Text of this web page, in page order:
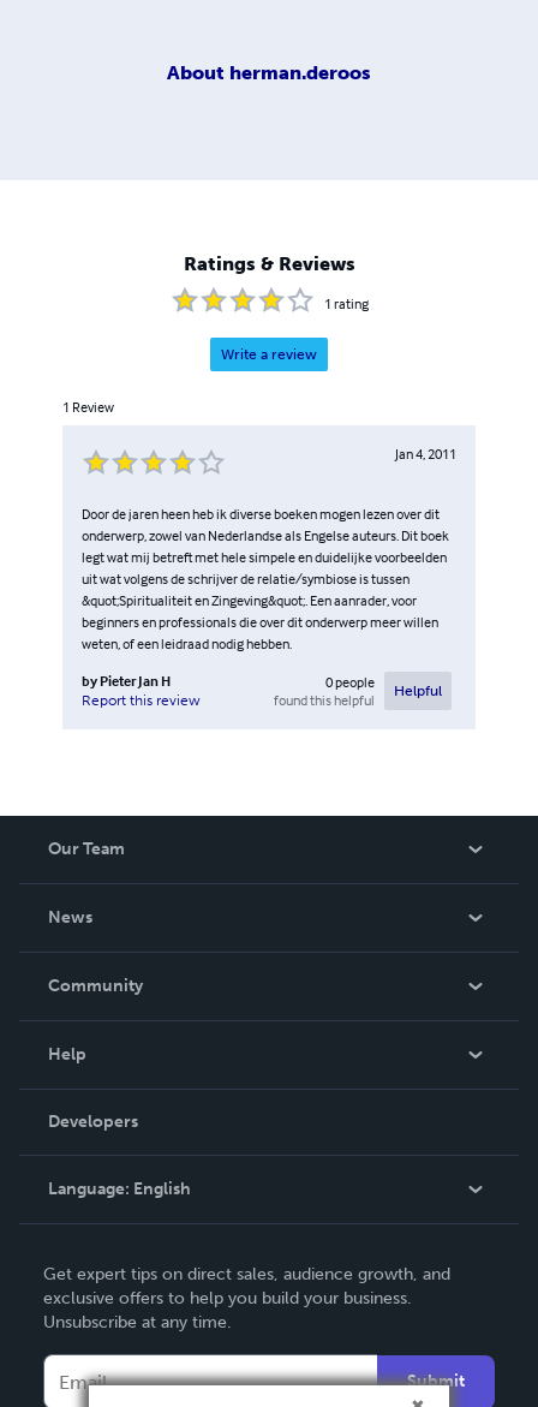
About herman.deroos
Ratings & Reviews
1 rating
Write a review
1 Review
Jan 4, 2011
Door de jaren heen heb ik diverse boeken mogen lezen over dit
onderwerp, zowel van Nederlandse als Engelse auteurs. Dit boek
legt wat mij betreft met hele simpele en duidelijke voorbeelden
uit wat volgens de schrijver de relatie/symbiose is tussen
&quot;Spiritualiteit en Zingeving&quot;. Een aanrader, voor
beginners en professionals die over dit onderwerp meer willen
weten, of een leidraad nodig hebben.
by Pieter Jan H
Report this review
0people
found this helpful
Helpful
Our Team
News
In The News
Community
Podcast
Help
Order Lookup
Knowledge Base
Contact Support
Developers
Language: English
Deutsch
Français
Get expert tips on direct sales, audience growth, and
exclusive offers to help you build your business.
Unsubscribe at any time.
Submit